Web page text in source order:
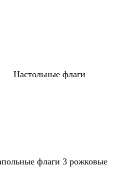
Настольные флаги
флаги 3 рожковые